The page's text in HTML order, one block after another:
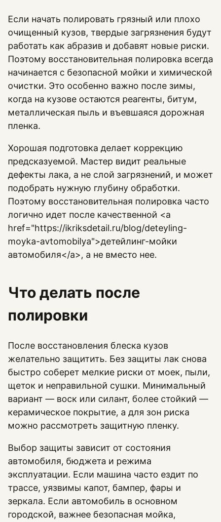
Если начать полировать грязный или плохо
очищенный кузов, твердые загрязнения будут
работать как абразив и добавят новые риски.
Поэтому восстановительная полировка всегда
начинается с безопасной мойки и химической
очистки. Это особенно важно после зимы,
когда на кузове остаются реагенты, битум,
металлическая пыль и въевшаяся дорожная
пленка.
Хорошая подготовка делает коррекцию
предсказуемой. Мастер видит реальные
дефекты лака, а не слой загрязнений, и может
подобрать нужную глубину обработки.
Поэтому восстановительная полировка часто
логично идет после качественной <a
href="https://ikriksdetail.ru/blog/deteyling-
moyka-avtomobilya">детейлинг-мойки
автомобиля</a>, а не вместо нее.
Что делать после
полировки
После восстановления блеска кузов
желательно защитить. Без защиты лак снова
быстро соберет мелкие риски от моек, пыли,
щеток и неправильной сушки. Минимальный
вариант — воск или силант, более стойкий —
керамическое покрытие, а для зон риска
можно рассмотреть защитную пленку.
Выбор защиты зависит от состояния
автомобиля, бюджета и режима
эксплуатации. Если машина часто ездит по
трассе, уязвимы капот, бампер, фары и
зеркала. Если автомобиль в основном
городской, важнее безопасная мойка,